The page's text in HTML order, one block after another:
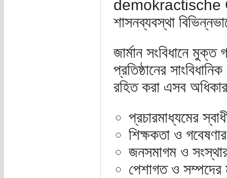
demokractische
শাসনব্যবস্থা
জার্মান সংবিধানে
প্রতিষ্ঠানের
রহিত করা এসব
প্রচারমাধ্যমের
শিক্ষকতা ও
জনসমাগম ও
পেশাগত ও সম্পদের